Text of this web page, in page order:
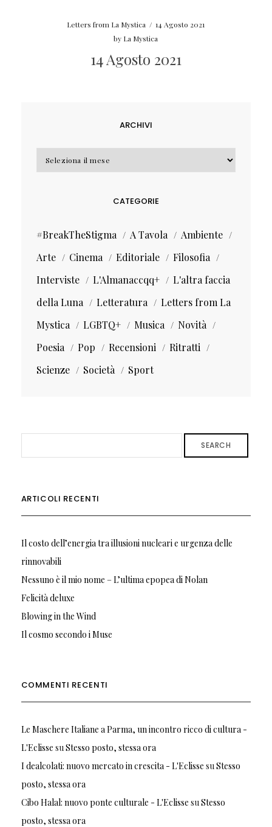
Letters from La Mystica / 14 Agosto 2021
by La Mystica
14 Agosto 2021
ARCHIVI
CATEGORIE
#BreakTheStigma A Tavola
Ambiente
Arte
Cinema Editoriale
Filosofia
Interviste
L'Almanaccqq+
L'altra faccia
della Luna
Letteratura
Letters from La
Mystica
LGBTQ+ Musica
Novità
Poesia
Pop Recensioni
Ritratti
Scienze
Società Sport
SEARCH
ARTICOLI RECENTI
Il costo dell’energia tra illusioni nucleari e urgenza delle
rinnovabili
Nessuno è il mio nome – L’ultima epopea di Nolan
Felicità deluxe
Blowing in the Wind
Il cosmo secondo i Muse
COMMENTI RECENTI
Le Maschere Italiane a Parma, un incontro ricco di cultura -
L'Eclisse su Stesso posto, stessa ora
I dealcolati: nuovo mercato in crescita - L'Eclisse su Stesso
posto, stessa ora
Cibo Halal: nuovo ponte culturale - L'Eclisse su Stesso
posto, stessa ora